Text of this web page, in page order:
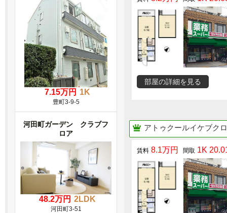
部屋の詳細を見る
アトゥクールイケブク
8.1万円 1K
7.15万円 1K
豊町3-9-5
河田町ガーデン クラブフ
ロア
48.2万円 2LDK
河田町3-51